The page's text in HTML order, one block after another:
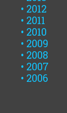
2012
2011
2010
2009
2008
2007
2006